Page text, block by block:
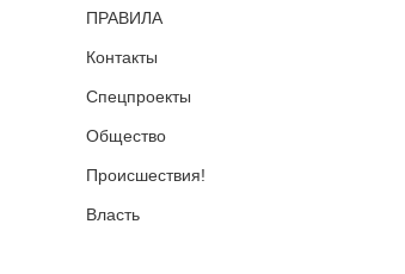
ПРАВИЛА
Контакты
Спецпроекты
Общество
Происшествия!
Власть